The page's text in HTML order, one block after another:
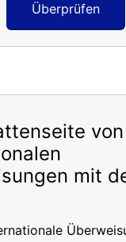
Überprüfen
von
mit